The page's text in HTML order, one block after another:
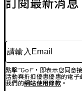
請輸入Email
點擊“Go!”，即表示您同意
活動與折扣優惠優惠的電
我們的網站使用條款。